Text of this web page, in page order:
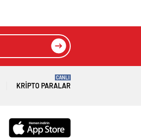
KRIPTO PARALAR
CANLI